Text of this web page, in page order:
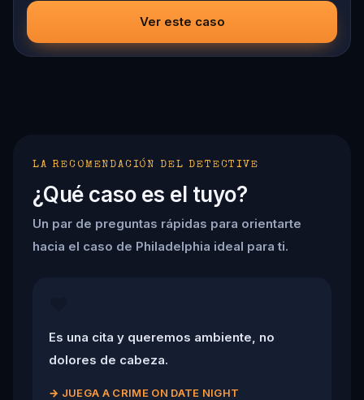
Ver este caso
LA RECOMENDACIÓN DEL DETECTIVE
¿Qué caso es el tuyo?
Un par de preguntas rápidas para orientarte
hacia el caso de Philadelphia ideal para ti.
Es una cita y queremos ambiente, no
dolores de cabeza.
→ JUEGA A CRIME ON DATE NIGHT